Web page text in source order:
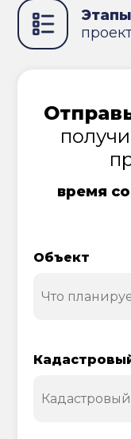
время
Объект